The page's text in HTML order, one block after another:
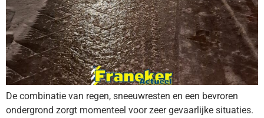
De combinatie van regen, sneeuwresten en een bevroren
ondergrond zorgt momenteel voor zeer gevaarlijke situaties.